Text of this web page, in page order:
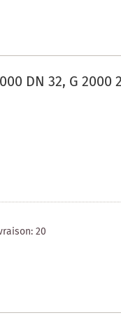
DN 32, G
20